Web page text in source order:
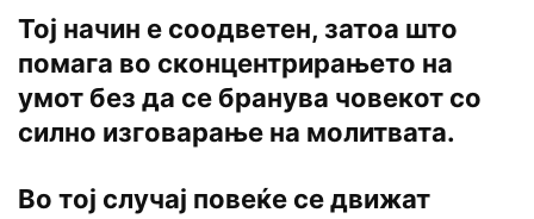
Тој начин е соодветен, затоа што
помага во сконцентрирањето на
умот без да се бранува човекот со
силно изговарање на молитвата.
Во тој случај повеќе се движат